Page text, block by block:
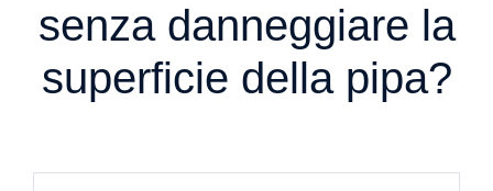
senza danneggiare la
superficie della pipa?